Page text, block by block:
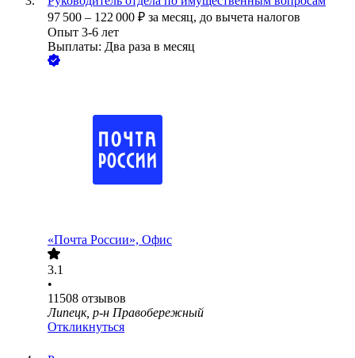
97 500 – 122 000 ₽ за месяц, до вычета налогов
Опыт 3-6 лет
Выплаты: Два раза в месяц
«Почта России», Офис
3.1
•
11508 отзывов
Липецк, р-н Правобережный
Откликнуться